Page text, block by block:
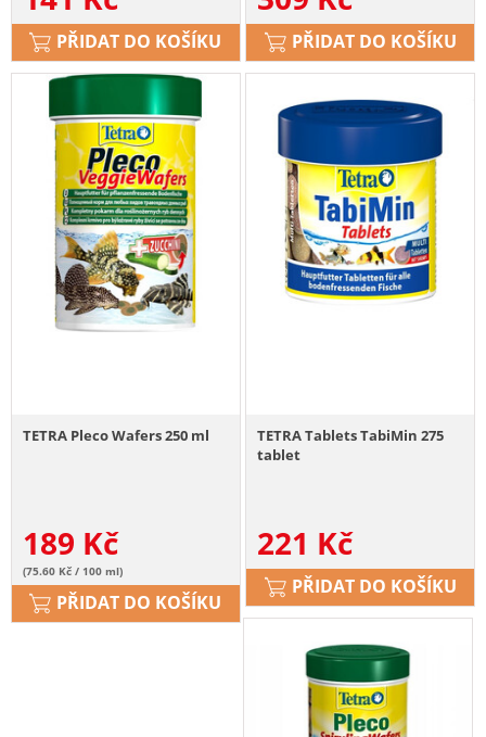
PŘIDAT DO KOŠÍKU PŘIDAT DO KOŠÍKU
TETRA Pleco Wafers 250 ml
189 Kč
(75.60 Kč / 100 ml)
PŘIDAT DO KOŠÍKU
TETRA Tablets TabiMin 275
tablet
221 Kč
PŘIDAT DO KOŠÍKU